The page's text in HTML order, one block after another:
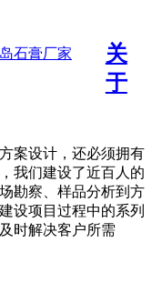
石膏厂家
关
于
案设计，还必须拥有
我们建设了近百人的
勘察、样品分析到方
设项目过程中的系列
时解决客户所需